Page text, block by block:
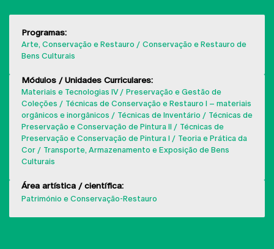
Programas:
Arte, Conservação e Restauro
Conservação e Restauro de
Bens Culturais
Módulos / Unidades Curriculares:
Materiais e Tecnologias IV
Preservação e Gestão de
Coleções
Técnicas de Conservação e Restauro I – materiais
orgânicos e inorgânicos
Técnicas de Inventário
Técnicas de
Preservação e Conservação de Pintura II
Técnicas de
Preservação e Conservação de Pintura I
Teoria e Prática da
Cor
Transporte, Armazenamento e Exposição de Bens
Culturais
Área artística / científica:
Património e Conservação-Restauro